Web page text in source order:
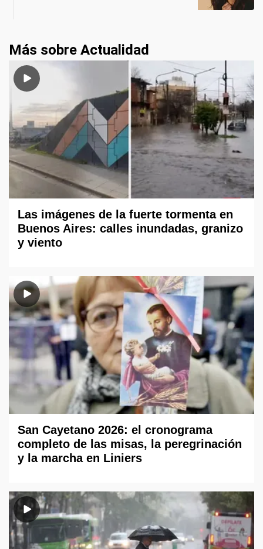
Más sobre Actualidad
Las imágenes de la fuerte tormenta en
Buenos Aires: calles inundadas, granizo
y viento
San Cayetano 2026: el cronograma
completo de las misas, la peregrinación
y la marcha en Liniers